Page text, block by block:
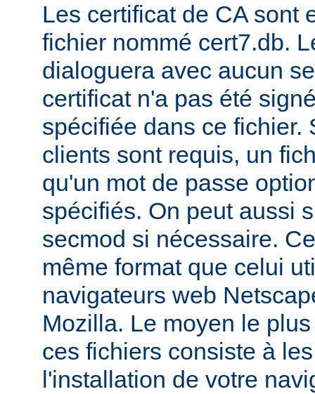
Les certificat de CA sont
fichier nommé cert7.db.
dialoguera avec aucun
certificat n'a pas été
spécifiée dans ce fichier.
clients sont requis, un
qu'un mot de passe
spécifiés. On peut aussi
secmod si nécessaire.
même format que celui
navigateurs web
Mozilla. Le moyen le
ces fichiers consiste à
l'installation de votre